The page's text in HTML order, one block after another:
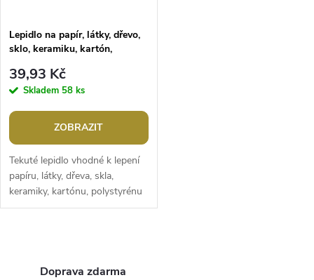
Lepidlo na papír, látky, dřevo,
sklo, keramiku, kartón,
39,93 Kč
Skladem 58 ks
ZOBRAZIT
Tekuté lepidlo vhodné k lepení
papíru, látky, dřeva, skla,
keramiky, kartónu, polystyrénu
či fólií. Jednostranně naneste na
Doprava zdarma